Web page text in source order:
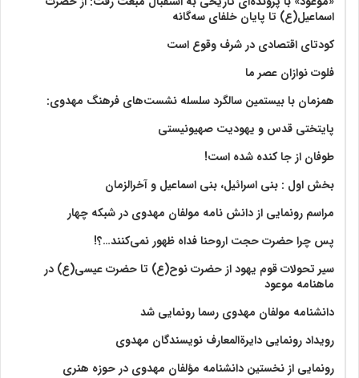
اسماعیل(ع) تا پایان خلفای سه‌گانه
کودتای اقتصادی در شرف وقوع است
فلوت نوازان عصر ما
همزمان با بیستمین سالگرد سلسله نشست‌های فرهنگ مهدوی:‌
پایتختی قدس و یهودیت صهیونیستی
طوفان از جا کنده شده است!
بخش اول : بنی اسرائیل، بنی اسماعیل و آخرالزمان
مراسم رونمایی از دانش نامه مولفان مهدوی در شبکه چهار
پس چرا حضرت حجت اروحنا فداه ظهور نمی‌کنند…؟!
سیر تحولات قوم یهود از حضرت نوح(ع) تا حضرت عیسی(ع) در
ماهنامه موعود
دانشنامه مولفان مهدوی رسما رونمایی شد
رویداد رونمایی دایرةالمعارف نویسندگان مهدوی
رونمایی از نخستین دانشنامه مؤلفان مهدوی در حوزه هنری